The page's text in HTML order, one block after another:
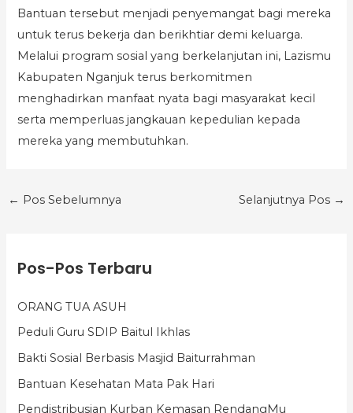
Bantuan tersebut menjadi penyemangat bagi mereka
untuk terus bekerja dan berikhtiar demi keluarga.
Melalui program sosial yang berkelanjutan ini, Lazismu
Kabupaten Nganjuk terus berkomitmen
menghadirkan manfaat nyata bagi masyarakat kecil
serta memperluas jangkauan kepedulian kepada
mereka yang membutuhkan.
← Pos Sebelumnya Selanjutnya Pos →
Pos-Pos Terbaru
ORANG TUA ASUH
Peduli Guru SDIP Baitul Ikhlas
Bakti Sosial Berbasis Masjid Baiturrahman
Bantuan Kesehatan Mata Pak Hari
Pendistribusian Kurban Kemasan RendangMu
a
e
g
o
r
i